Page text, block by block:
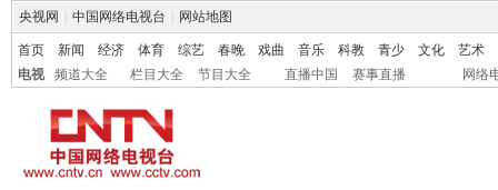
央视网 中国网络电视台 网站地图
首页 新闻 经济 体育 综艺 春晚 戏曲 音乐 科教 青少 文化
艺术
电视
频道大全 栏目大全 节目大全 直播中国 赛事直播 网络